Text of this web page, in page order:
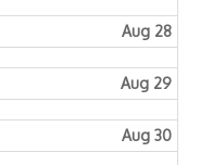
Aug 28
Aug 29
Aug 30